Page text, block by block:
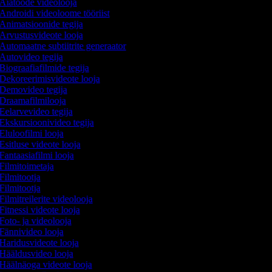
videolooja
videoloome tööriist
tegija
looja
subtiitrite generaator
tegija
tegija
looja
tegija
tegija
tegija
looja
videote looja
looja
videolooja
videote looja
ja videolooja
looja
looja
looja
videote looja